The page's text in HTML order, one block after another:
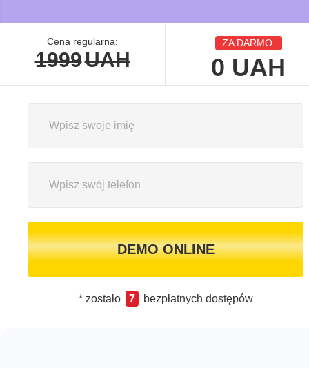
Cena regularna:
1999UAH
ZA DARMO
0 UAH
DEMO ONLINE
* zostało 7 bezpłatnych dostępów